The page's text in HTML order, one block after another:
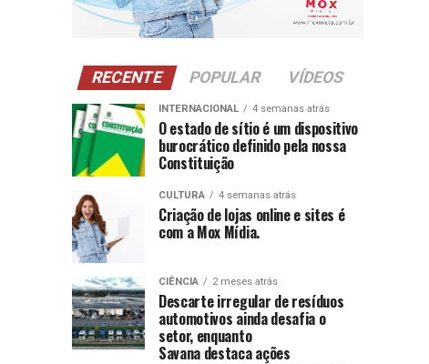
RECENTE POPULAR VÍDEOS
INTERNACIONAL 4 semanas atrás
O estado de sítio é um dispositivo
burocrático definido pela nossa
Constituição
CULTURA 4 semanas atrás
Criação de lojas online e sites é
com a Mox Mídia.
CIÊNCIA 2 meses atrás
Descarte irregular de resíduos
automotivos ainda desafia o
setor, enquanto
Savana destaca ações